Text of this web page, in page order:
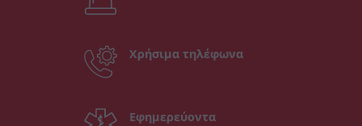
Χρήσιμα τηλέφωνα
Εφημερεύοντα